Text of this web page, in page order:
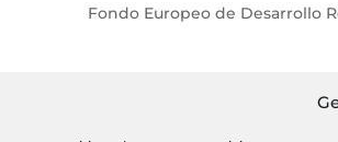
Fondo Europeo de Desarrollo